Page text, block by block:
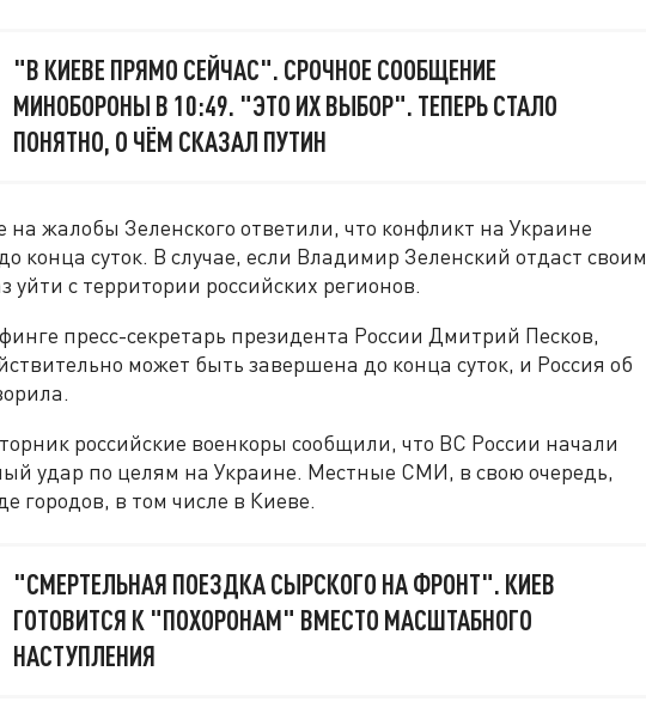
"В КИЕВЕ ПРЯМО СЕЙЧАС". СРОЧНОЕ СООБЩЕНИЕ
МИНОБОРОНЫ В 10:49. "ЭТО ИХ ВЫБОР". ТЕПЕРЬ СТАЛО
ПОНЯТНО, О ЧЁМ СКАЗАЛ ПУТИН
жалобы Зеленского ответили, что конфликт на Украине
конца суток. В случае, если Владимир Зеленский отдаст своим
с территории российских регионов.
пресс-секретарь президента России Дмитрий Песков,
может быть завершена до конца суток, и Россия об
российские военкоры сообщили, что ВС России начали
удар по целям на Украине. Местные СМИ, в свою очередь,
городов, в том числе в Киеве.
"СМЕРТЕЛЬНАЯ ПОЕЗДКА СЫРСКОГО НА ФРОНТ". КИЕВ
ГОТОВИТСЯ К "ПОХОРОНАМ" ВМЕСТО МАСШТАБНОГО
НАСТУПЛЕНИЯ